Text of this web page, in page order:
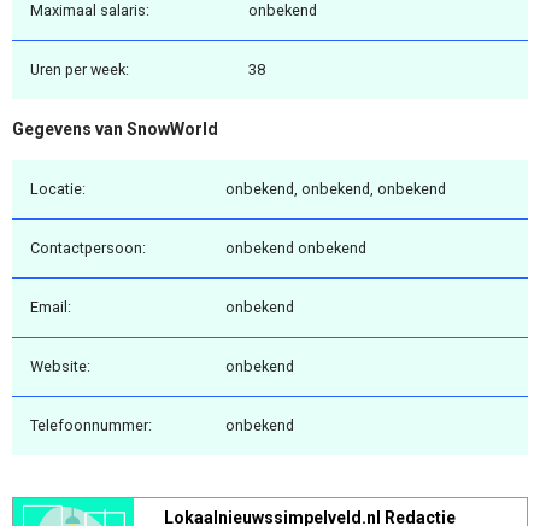
Maximaal salaris: onbekend
Uren per week: 38
Gegevens van SnowWorld
Locatie: onbekend, onbekend, onbekend
Contactpersoon: onbekend onbekend
Email: onbekend
Website: onbekend
Telefoonnummer: onbekend
Lokaalnieuwssimpelveld.nl Redactie